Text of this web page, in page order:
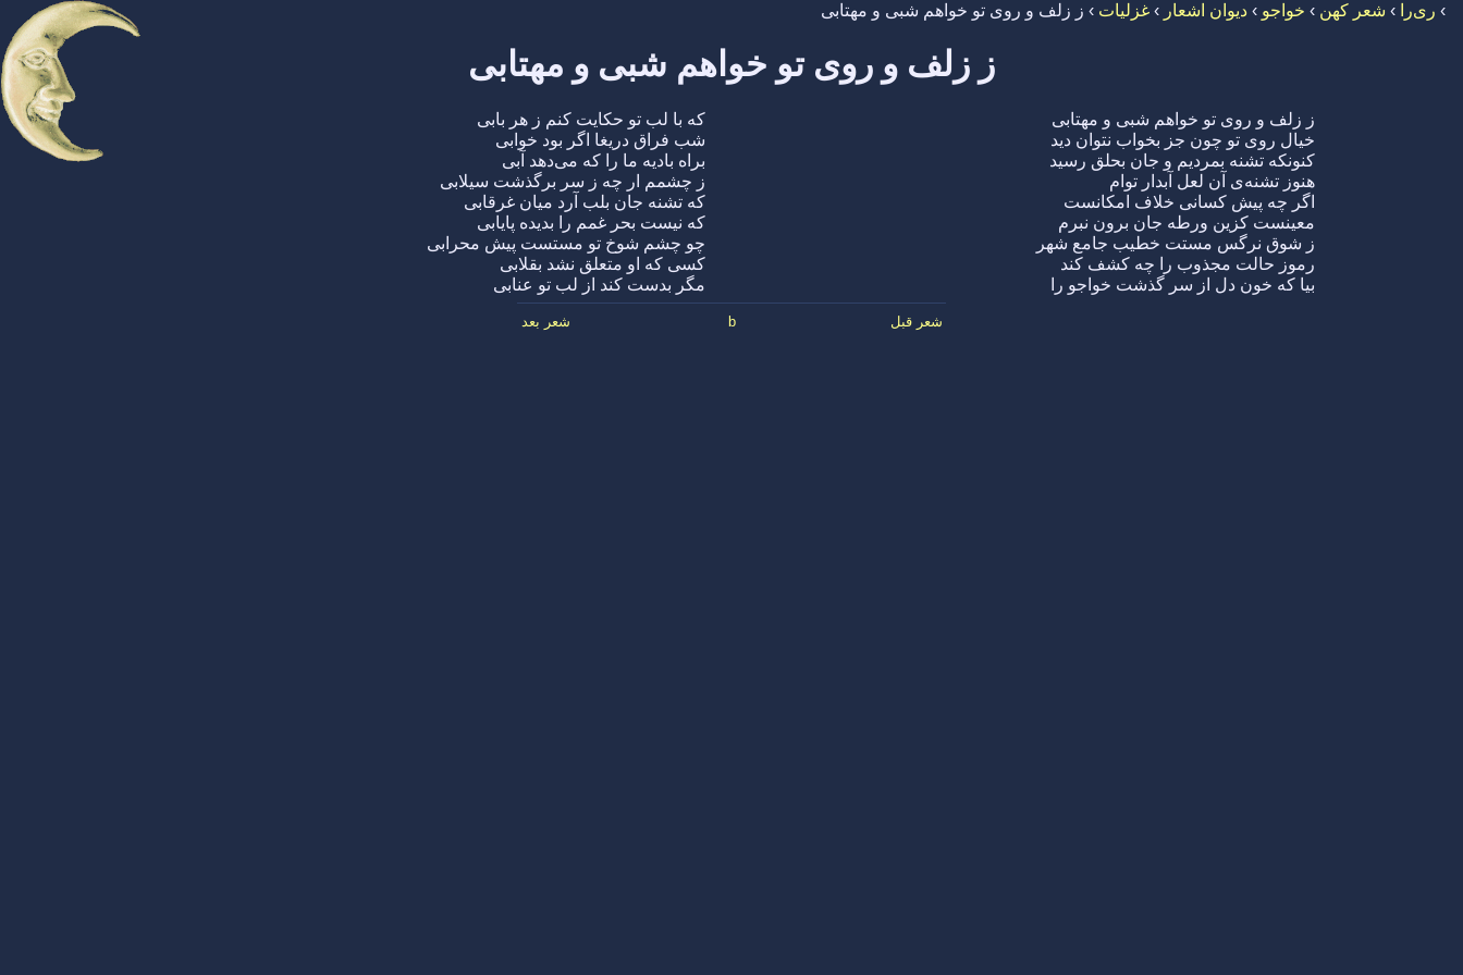
› ری‌را › شعر کهن › خواجو › دیوان اشعار › غزلیات › ز زلف و روی تو خواهم شبی و مهتابی
ز زلف و روی تو خواهم شبی و مهتابی
ز زلف و روی تو خواهم شبی و مهتابی
که با لب تو حکایت کنم ز هر بابی
خیال روی تو چون جز بخواب نتوان دید
شب فراق دریغا اگر بود خوابی
کنونکه تشنه بمردیم و جان بحلق رسید
براه بادیه ما را که می‌دهد آبی
هنوز تشنه‌ی آن لعل آبدار توام
ز چشمم ار چه ز سر برگذشت سیلابی
اگر چه پیش کسانی خلاف امکانست
که تشنه جان بلب آرد میان غرقابی
معینست کزین ورطه جان برون نبرم
که نیست بحر غمم را بدیده پایابی
ز شوق نرگس مستت خطیب جامع شهر
چو چشم شوخ تو مستست پیش محرابی
رموز حالت مجذوب را چه کشف کند
کسی که او متعلق نشد بقلابی
بیا که خون دل از سر گذشت خواجو را
مگر بدست کند از لب تو عنابی
شعر قبل b شعر بعد